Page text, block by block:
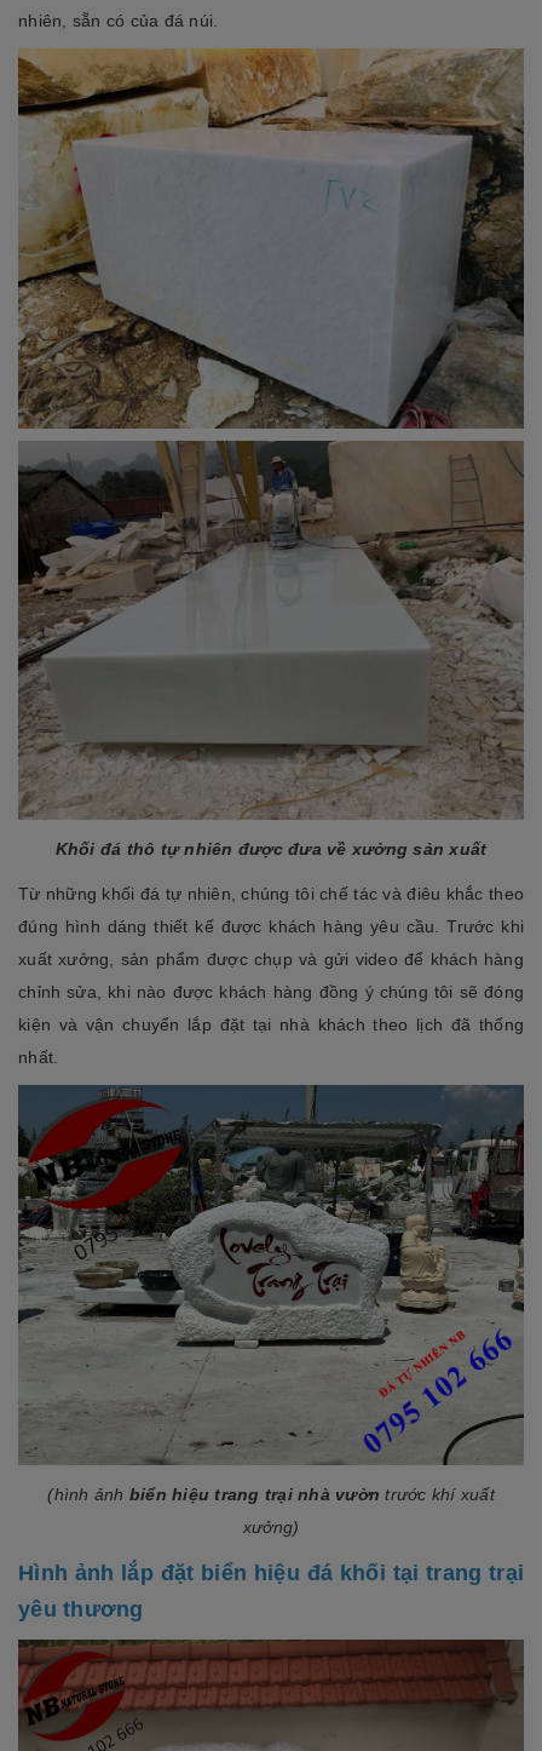
nhiên, sẵn có của đá núi.
Khối đá thô tự nhiên được đưa về xưởng sản xuất
Từ những khối đá tự nhiên, chúng tôi chế tác và điêu khắc theo
đúng hình dáng thiết kế được khách hàng yêu cầu. Trước khi
xuất xưởng, sản phẩm được chụp và gửi video để khách hàng
chỉnh sửa, khi nào được khách hàng đồng ý chúng tôi sẽ đóng
kiện và vận chuyển lắp đặt tại nhà khách theo lịch đã thống
nhất.
(hình ảnh biển hiệu trang trại nhà vườn trước khí xuất
xưởng)
Hình ảnh lắp đặt biển hiệu đá khối tại trang trại
yêu thương